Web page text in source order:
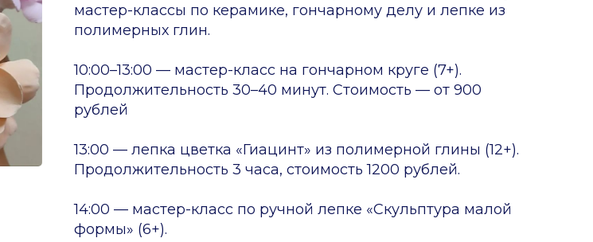
мастер-классы по керамике, гончарному делу и лепке из
полимерных глин.
10:00–13:00 — мастер-класс на гончарном круге (7+).
Продолжительность 30–40 минут. Стоимость — от 900
рублей
13:00 — лепка цветка «Гиацинт» из полимерной глины (12+).
Продолжительность 3 часа, стоимость 1200 рублей.
14:00 — мастер-класс по ручной лепке «Скульптура малой
формы» (6+).